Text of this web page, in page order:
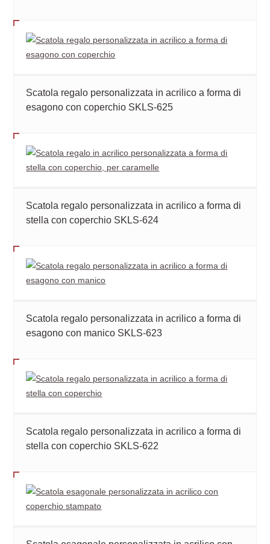
Scatola regalo personalizzata in acrilico a forma di
esagono con coperchio SKLS-625
Scatola regalo personalizzata in acrilico a forma di
stella con coperchio SKLS-624
Scatola regalo personalizzata in acrilico a forma di
esagono con manico SKLS-623
Scatola regalo personalizzata in acrilico a forma di
stella con coperchio SKLS-622